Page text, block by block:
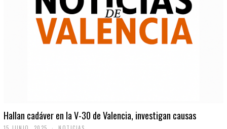
Hallan cadáver en la V-30 de Valencia, investigan causas